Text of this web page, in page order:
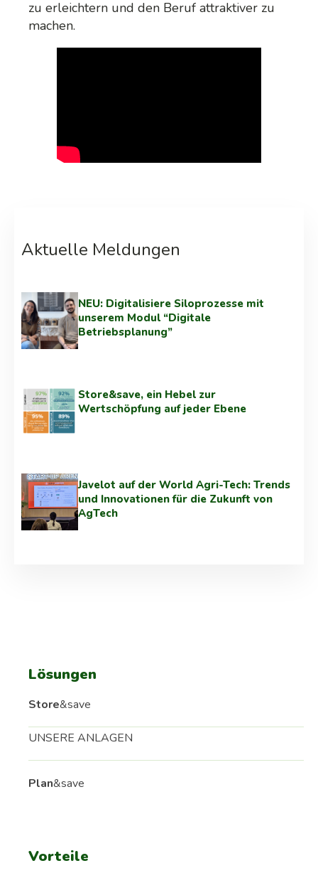
zu erleichtern und den Beruf attraktiver zu
machen.
Aktuelle Meldungen
NEU: Digitalisiere Siloprozesse mit
unserem Modul “Digitale
Betriebsplanung”
Store&save, ein Hebel zur
Wertschöpfung auf jeder Ebene
Javelot auf der World Agri-Tech: Trends
und Innovationen für die Zukunft von
AgTech
Lösungen
Store&save
UNSERE ANLAGEN
Plan&save
Vorteile